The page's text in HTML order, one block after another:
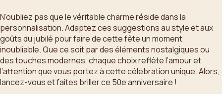
N’oubliez pas que le véritable charme réside dans la
personnalisation. Adaptez ces suggestions au style et aux
goûts du jubilé pour faire de cette fête un moment
inoubliable. Que ce soit par des éléments nostalgiques ou
des touches modernes, chaque choix reflète l’amour et
l’attention que vous portez à cette célébration unique. Alors,
lancez-vous et faites briller ce 50e anniversaire !